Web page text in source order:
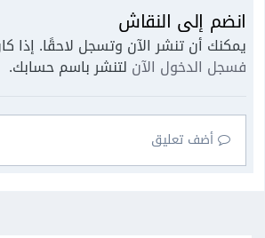
انضم إلى النقاش
يمكنك أن تنشر الآن وتسجل لاحقًا. إذا
فسجل الدخول الآن لتنشر باسم حسابك.
أضف تعليق